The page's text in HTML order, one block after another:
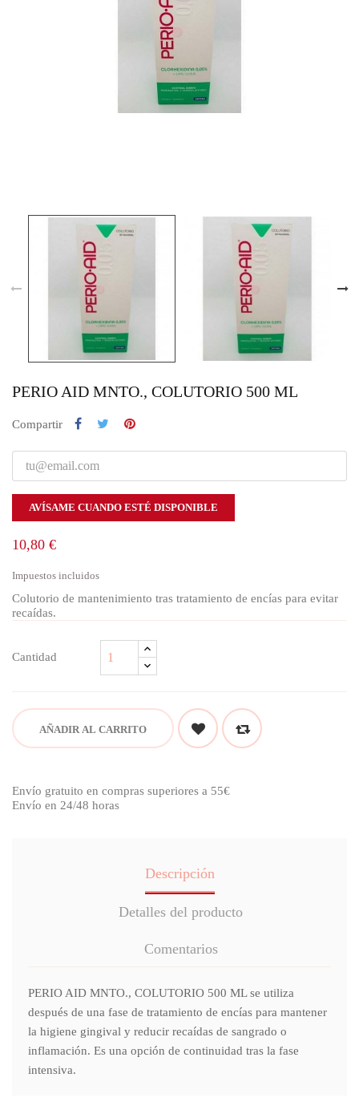
PERIO AID MNTO., COLUTORIO 500 ML
Compartir
AVÍSAME CUANDO ESTÉ DISPONIBLE
10,80 €
Impuestos incluidos
Colutorio de mantenimiento tras tratamiento de encías para evitar
recaídas.
Cantidad
AÑADIR AL CARRITO
Envío gratuito en compras superiores a 55€
Envío en 24/48 horas
Descripción
Detalles del producto
Comentarios
PERIO AID MNTO., COLUTORIO 500 ML se utiliza
después de una fase de tratamiento de encías para mantener
la higiene gingival y reducir recaídas de sangrado o
inflamación. Es una opción de continuidad tras la fase
intensiva.